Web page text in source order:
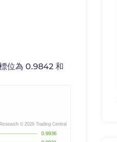
位為 0.9842 和